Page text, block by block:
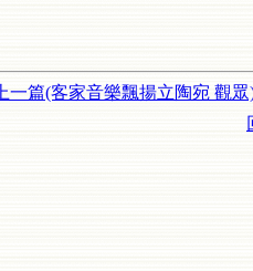
上一篇(客家音樂飄揚立陶宛 觀眾